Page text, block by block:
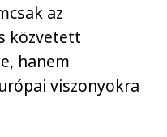
az
közvetett
hanem
viszonyokra